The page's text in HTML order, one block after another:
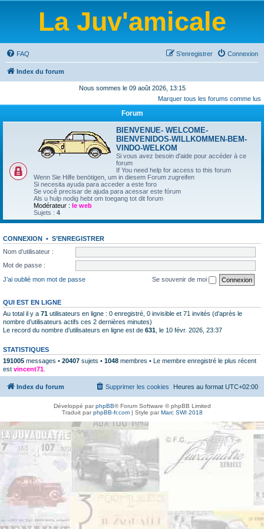
La Juv'amicale
FAQ Connexion
S’enregistrer
Index du forum
Nous sommes le 09 août 2026, 13:15
Marquer tous les forums comme lus
Forum
BIENVENUE- WELCOME-
BIENVENIDOS-WILLKOMMEN-BEM-
VINDO-WELKOM
Si vous avez besoin d'aide pour accéder à ce
forum
If You need help for access to this forum
Wenn Sie Hilfe benötigen, um in diesem Forum zugreifen
Si necesita ayuda para acceder a este foro
Se você precisar de ajuda para acessar este fórum
Als u hulp nodig hebt om toegang tot dit forum
Modérateur : le web
Sujets : 4
CONNEXION • S’ENREGISTRER
Nom d’utilisateur :
Mot de passe :
J’ai oublié mon mot de passe
Se souvenir de moi
QUI EST EN LIGNE
Au total il y a 71 utilisateurs en ligne : 0 enregistré, 0 invisible et 71 invités (d’après le
nombre d’utilisateurs actifs ces 2 dernières minutes)
Le record du nombre d’utilisateurs en ligne est de 631 , le 10 févr. 2026, 23:37
STATISTIQUES
191005 messages • 20407 sujets • 1048 membres • Le membre enregistré le plus récent
est vincent71
Index du forum Heures au format UTC+02:00
Supprimer les cookies
Développé parphpBB® Forum Software © phpBB Limited
Traduit parphpBB-fr.com| Style parMarc SWI 2018